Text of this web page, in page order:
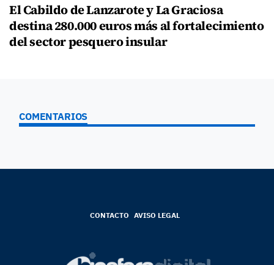
El Cabildo de Lanzarote y La Graciosa
destina 280.000 euros más al fortalecimiento
del sector pesquero insular
COMENTARIOS
CONTACTO AVISO LEGAL